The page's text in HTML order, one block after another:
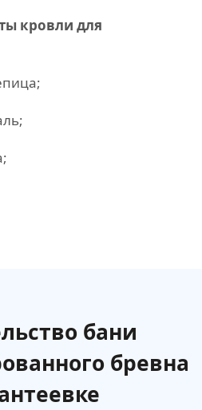
кровли для
бани
бревна